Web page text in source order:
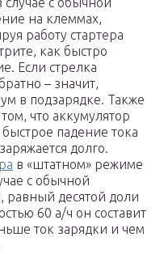
на клеммах,
работу стартера
как быстро
Если стрелка
– значит,
в подзарядке. Также
что аккумулятор
падение тока
долго.
в «штатном» режиме
с обычной
равный десятой доли
60 а/ч он составит
ток зарядки и чем